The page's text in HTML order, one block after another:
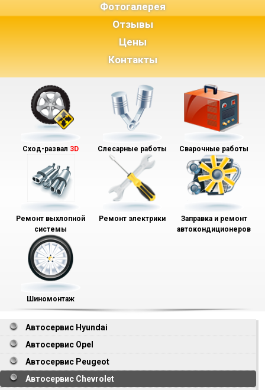
Фотогалерея
Отзывы
Цены
Контакты
Сход-развал 3D Слесарные работы Сварочные работы
Ремонт выхлопной
системы
Ремонт электрики
Заправка и ремонт
автокондиционеров
Шиномонтаж
Автосервис Hyundai
Автосервис Opel
Автосервис Peugeot
Автосервис Chevrolet